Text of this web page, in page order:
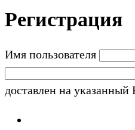
Регистрация
Имя пользователя
доставлен на